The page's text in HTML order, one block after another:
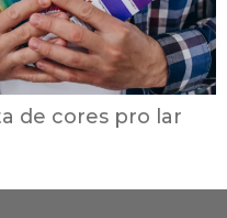
de cores pro lar